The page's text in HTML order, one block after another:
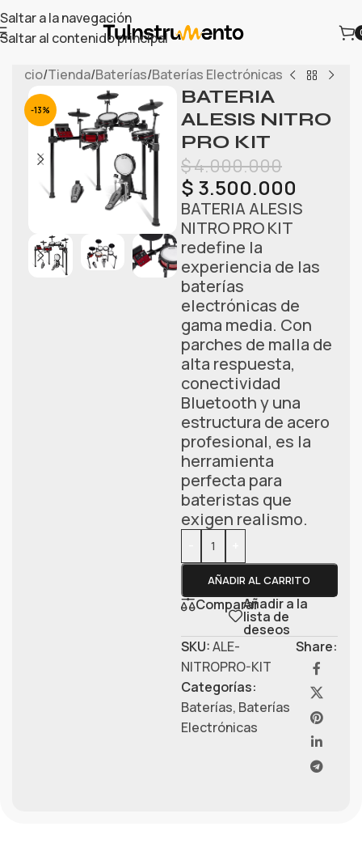
Saltar a la navegación
Saltar al contenido principal
Inicio/Tienda/Baterías/Baterías Electrónicas
-13%
BATERIA
ALESIS NITRO
PRO KIT
$4.000.000
$ 3.500.000
BATERIA ALESIS
NITRO PRO KIT
redefine la
experiencia de las
baterías
electrónicas de
gama media. Con
parches de malla de
alta respuesta,
conectividad
Bluetooth y una
estructura de acero
profesional, es la
herramienta
perfecta para
bateristas que
exigen realismo.
AÑADIR AL CARRITO
CompararAñadir a la
lista de
deseos
SKU:ALE-
NITROPRO-KIT
Categorías:
Baterías, Baterías
Electrónicas
Share: